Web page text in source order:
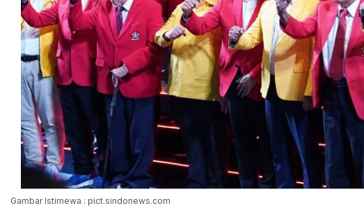
Gambar Istimewa : pict.sindonews.com